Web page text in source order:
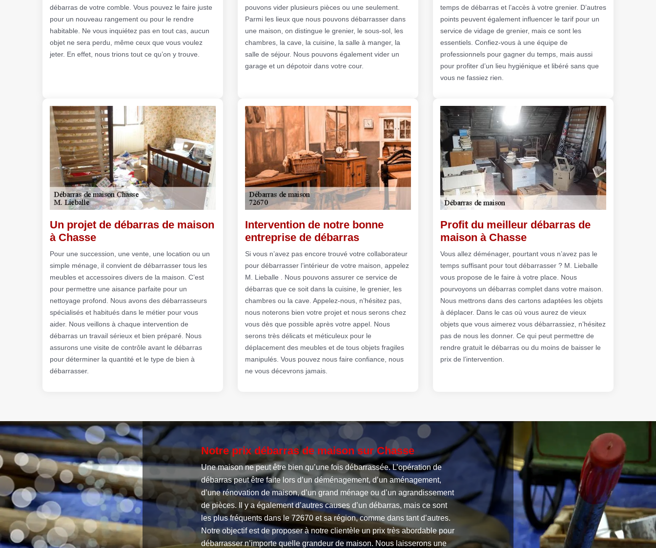
débarras de votre comble. Vous pouvez le faire juste
pour un nouveau rangement ou pour le rendre
habitable. Ne vous inquiétez pas en tout cas, aucun
objet ne sera perdu, même ceux que vous voulez
jeter. En effet, nous trions tout ce qu’on y trouve.
pouvons vider plusieurs pièces ou une seulement.
Parmi les lieux que nous pouvons débarrasser dans
une maison, on distingue le grenier, le sous-sol, les
chambres, la cave, la cuisine, la salle à manger, la
salle de séjour. Nous pouvons également vider un
garage et un dépotoir dans votre cour.
temps de débarras et l’accès à votre grenier. D’autres
points peuvent également influencer le tarif pour un
service de vidage de grenier, mais ce sont les
essentiels. Confiez-vous à une équipe de
professionnels pour gagner du temps, mais aussi
pour profiter d’un lieu hygiénique et libéré sans que
vous ne fassiez rien.
Un projet de débarras de maison
à Chasse
Pour une succession, une vente, une location ou un
simple ménage, il convient de débarrasser tous les
meubles et accessoires divers de la maison. C’est
pour permettre une aisance parfaite pour un
nettoyage profond. Nous avons des débarrasseurs
spécialisés et habitués dans le métier pour vous
aider. Nous veillons à chaque intervention de
débarras un travail sérieux et bien préparé. Nous
assurons une visite de contrôle avant le débarras
pour déterminer la quantité et le type de bien à
débarrasser.
Intervention de notre bonne
entreprise de débarras
Si vous n’avez pas encore trouvé votre collaborateur
pour débarrasser l’intérieur de votre maison, appelez
M. Lieballe . Nous pouvons assurer ce service de
débarras que ce soit dans la cuisine, le grenier, les
chambres ou la cave. Appelez-nous, n’hésitez pas,
nous noterons bien votre projet et nous serons chez
vous dès que possible après votre appel. Nous
serons très délicats et méticuleux pour le
déplacement des meubles et de tous objets fragiles
manipulés. Vous pouvez nous faire confiance, nous
ne vous décevrons jamais.
Profit du meilleur débarras de
maison à Chasse
Vous allez déménager, pourtant vous n’avez pas le
temps suffisant pour tout débarrasser ? M. Lieballe
vous propose de le faire à votre place. Nous
pourvoyons un débarras complet dans votre maison.
Nous mettrons dans des cartons adaptées les objets
à déplacer. Dans le cas où vous aurez de vieux
objets que vous aimerez vous débarrassiez, n’hésitez
pas de nous les donner. Ce qui peut permettre de
rendre gratuit le débarras ou du moins de baisser le
prix de l’intervention.
Notre prix débarras de maison sur Chasse
Une maison ne peut être bien qu’une fois débarrassée. L’opération de
débarras peut être faite lors d’un déménagement, d’un aménagement,
d’une rénovation de maison, d’un grand ménage ou d’un agrandissement
de pièces. Il y a également d’autres causes d’un débarras, mais ce sont
les plus fréquents dans le 72670 et sa région, comme dans tant d’autres.
Notre objectif est de proposer à notre clientèle un prix très abordable pour
débarrasser n’importe quelle grandeur de maison. Nous laisserons une